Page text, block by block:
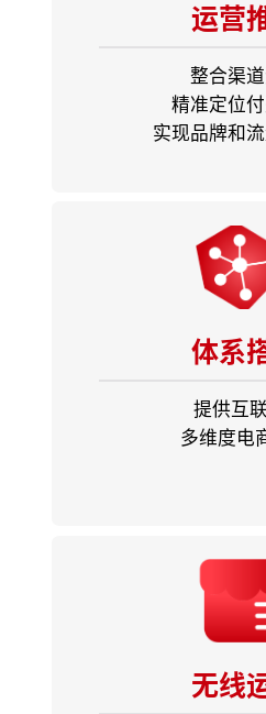
运营
整合渠
精准定位
实现品牌和
体系
提供互
多维度电
无线